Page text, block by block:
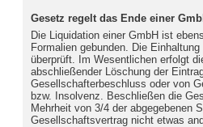
Gesetz regelt das Ende einer
Die Liquidation einer GmbH ist
Formalien gebunden. Die
überprüft. Im Wesentlichen erfolgt
abschließender Löschung der
Gesellschafterbeschluss oder von
bzw. Insolvenz. Beschließen die
Mehrheit von 3/4 der abgegebenen
Gesellschaftsvertrag nicht etwas